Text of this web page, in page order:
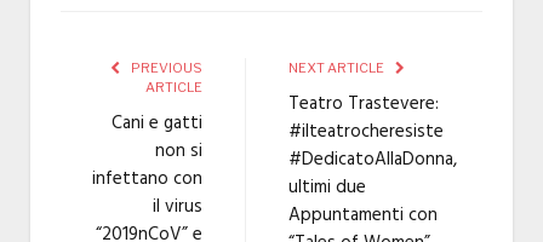
PREVIOUS
ARTICLE
Cani e gatti
non si
infettano con
il virus
“2019nCoV” e
NEXT ARTICLE
Teatro Trastevere:
#ilteatrocheresiste
#DedicatoAllaDonna,
ultimi due
Appuntamenti con